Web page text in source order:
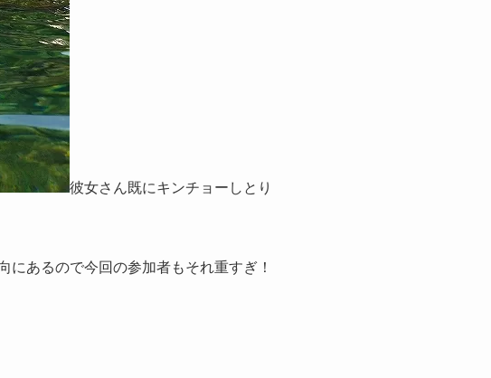
彼女さん既にキンチョーしとり
あるので今回の参加者もそれ重すぎ！